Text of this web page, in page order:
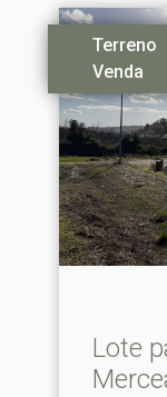
Terreno
Venda
Lote